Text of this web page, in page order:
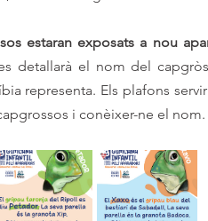
estaran exposats a nou
detallarà el nom del
representa. Els plafons
i conèixer-ne el nom.